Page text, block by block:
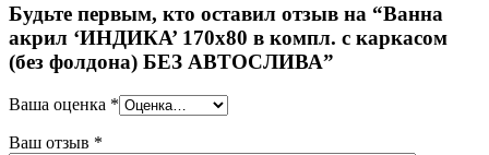
Будьте первым, кто оставил отзыв на “Ванна
акрил ‘ИНДИКА’ 170х80 в компл. с каркасом
(без фолдона) БЕЗ АВТОСЛИВА”
Ваша оценка *
Ваш отзыв *